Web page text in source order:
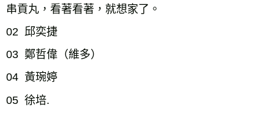
串貢丸，看著看著，就想家了。
02  邱奕捷
03  鄭哲偉（維多）
04  黃琬婷
05  徐培.